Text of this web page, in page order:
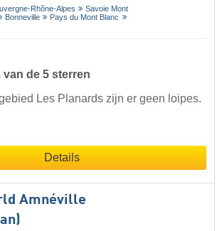
Rhône-Alpes
Savoie Mont
Bonneville
Pays du Mont Blanc
de 5 sterren
Les Planards zijn er geen loipes.
Details
Amnéville